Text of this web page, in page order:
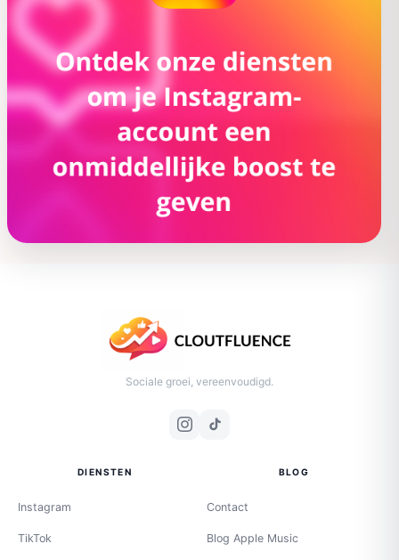
Sociale groei, vereenvoudigd.
DIENSTEN
Instagram
TikTok
BLOG
Contact
Blog Apple Music